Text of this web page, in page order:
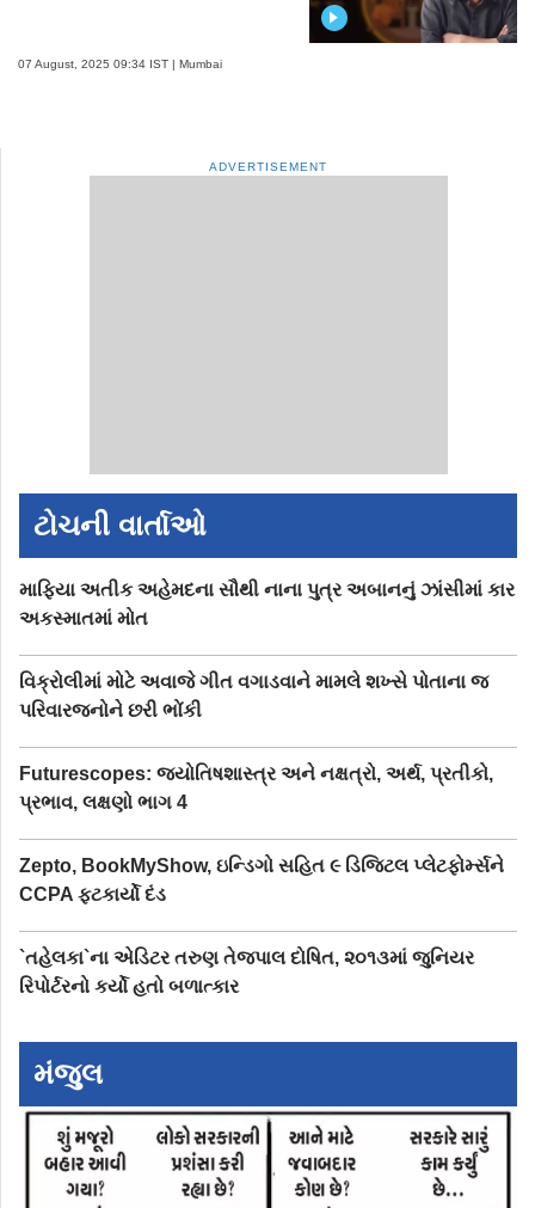
07 August, 2025 09:34 IST | Mumbai
ADVERTISEMENT
ટોચની વાર્તાઓ
માફિયા અતીક અહેમદના સૌથી નાના પુત્ર અબાનનું ઝાંસીમાં કાર
અકસ્માતમાં મોત
વિક્રોલીમાં મોટે અવાજે ગીત વગાડવાને મામલે શખ્સે પોતાના જ
પરિવારજનોને છરી ભોંકી
Futurescopes: જ્યોતિષશાસ્ત્ર અને નક્ષત્રો, અર્થ, પ્રતીકો,
પ્રભાવ, લક્ષણો ભાગ 4
Zepto, BookMyShow, ઇન્ડિગો સહિત ૯ ડિજિટલ પ્લેટફોર્મ્સને
CCPA ફટકાર્યો દંડ
`તહેલકા`ના એડિટર તરુણ તેજપાલ દોષિત, ૨૦૧૩માં જુનિયર
રિપોર્ટરનો કર્યો હતો બળાત્કાર
મંજુલ